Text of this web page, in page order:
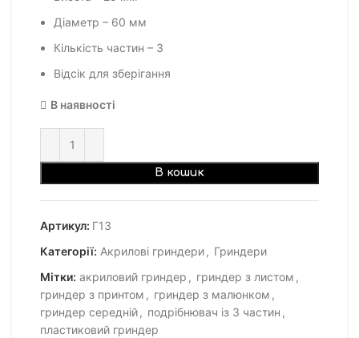
Діаметр – 60 мм
Кількість частин – 3
Відсік для зберігання
В наявності
В кошик
Артикул: Г13
Категорії: Акрилові гриндери, Гриндери
Мітки: акриловий гриндер , гриндер з листом ,
гриндер з принтом , гриндер з малюнком ,
гриндер середній, подрібнювач із 3 частин ,
пластиковий гриндер